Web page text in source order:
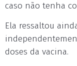
caso não tenha
Ela ressaltou
doses da vacina.